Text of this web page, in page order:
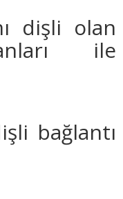
dişli olan
ile
bağlantı